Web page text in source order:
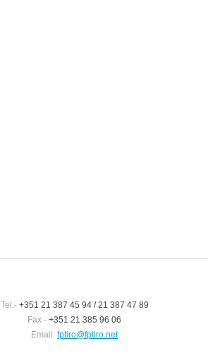
Tel.-+351 21 387 45 94 / 21 387 47 89
Fax - +351 21 385 96 06
Email: fptiro@fptiro.net